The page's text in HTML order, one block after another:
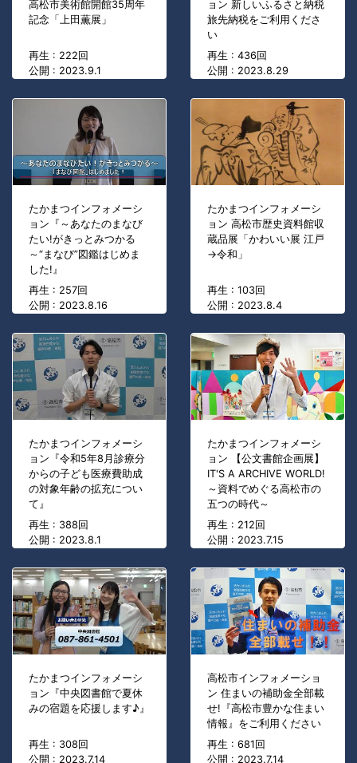
高松市美術館開館35周年
記念「上田薫展」
再生 : 222回
公開 : 2023.9.1
ョン 新しいふるさと納税
旅先納税をご利用くださ
い
再生 : 436回
公開 : 2023.8.29
たかまつインフォメーシ
ョン『～あなたのまなび
たい!がきっとみつかる
～“まなび”図鑑はじめま
した!』
再生 : 257回
公開 : 2023.8.16
たかまつインフォメーシ
ョン 高松市歴史資料館収
蔵品展「かわいい展 江戸
→令和」
再生 : 103回
公開 : 2023.8.4
たかまつインフォメーシ
ョン『令和5年8月診療分
からの子ども医療費助成
の対象年齢の拡充につい
て』
再生 : 388回
公開 : 2023.8.1
たかまつインフォメーシ
ョン 【公文書館企画展】
IT'S A ARCHIVE WORLD!
～資料でめぐる高松市の
五つの時代～
再生 : 212回
公開 : 2023.7.15
たかまつインフォメーシ
ョン『中央図書館で夏休
みの宿題を応援します♪』
再生 : 308回
公開 : 2023.7.14
高松市インフォメーショ
ン 住まいの補助金全部載
せ!『高松市豊かな住まい
情報』をご利用ください
再生 : 681回
公開 : 2023.7.14